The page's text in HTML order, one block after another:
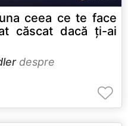
ceea ce te face
căscat dacă ţi-ai
despre